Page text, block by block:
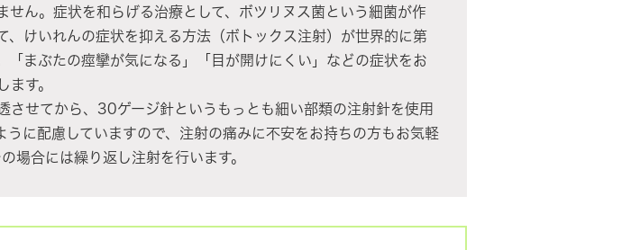
ん。症状を和らげる治療として、ボツリヌス菌という細菌が作
けいれんの症状を抑える方法（ボトックス注射）が世界的に第
まぶたの痙攣が気になる」「目が開けにくい」などの症状をお
す。
せてから、30ゲージ針というもっとも細い部類の注射針を使用
に配慮していますので、注射の痛みに不安をお持ちの方もお気軽
場合には繰り返し注射を行います。